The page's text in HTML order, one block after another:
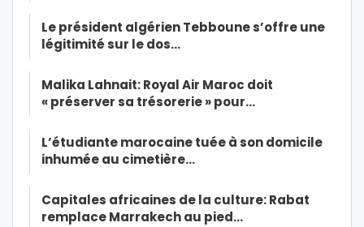
Le président algérien Tebboune s’offre une
légitimité sur le dos…
Malika Lahnait: Royal Air Maroc doit
« préserver sa trésorerie » pour…
L’étudiante marocaine tuée à son domicile
inhumée au cimetière…
Capitales africaines de la culture: Rabat
remplace Marrakech au pied…